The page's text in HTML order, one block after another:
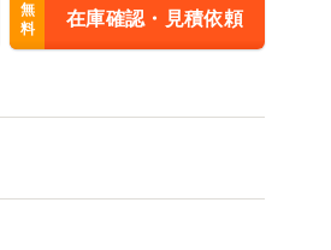
無
料
在庫確認・見積依頼